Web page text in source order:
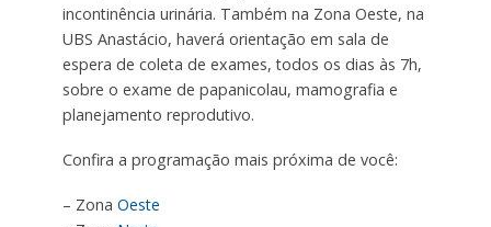
incontinência urinária. Também na Zona Oeste, na
UBS Anastácio, haverá orientação em sala de
espera de coleta de exames, todos os dias às 7h,
sobre o exame de papanicolau, mamografia e
planejamento reprodutivo.
Confira a programação mais próxima de você:
– Zona Oeste